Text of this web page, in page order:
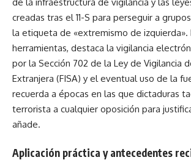
creadas tras el 11-S para perseguir a
la etiqueta de «extremismo de izquierda».
herramientas, destaca la vigilancia
por la Sección 702 de la Ley de Vigilancia
Extranjera (FISA) y el eventual uso de la
recuerda a épocas en las que dictaduras
terrorista a cualquier oposición para
añade.
Aplicación práctica y antecedentes